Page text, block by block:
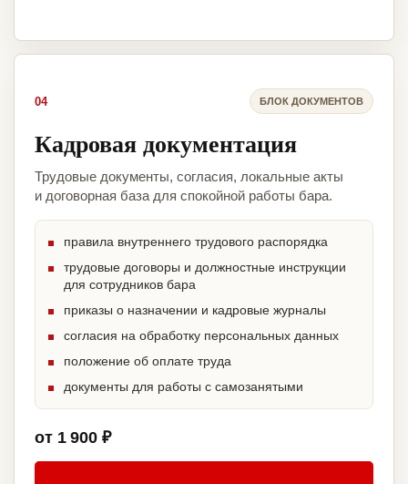
04 БЛОК ДОКУМЕНТОВ
Кадровая документация
Трудовые документы, согласия, локальные акты
и договорная база для спокойной работы бара.
правила внутреннего трудового распорядка
трудовые договоры и должностные инструкции
для сотрудников бара
приказы о назначении и кадровые журналы
согласия на обработку персональных данных
положение об оплате труда
документы для работы с самозанятыми
от 1 900 ₽